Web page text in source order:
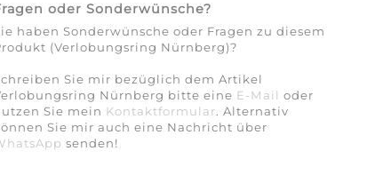
oder Sonderwünsche?
haben Sonderwünsche oder Fragen zu diesem
(Verlobungsring Nürnberg)?
Sie mir bezüglich dem Artikel
Nürnberg bitte eine E-Mail oder
Sie mein Kontaktformular. Alternativ
Sie mir auch eine Nachricht über
senden!